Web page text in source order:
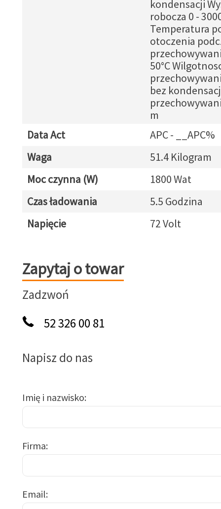
kondensacji
robocza 0 -
Temperatura
otoczenia
50°C
bez
m
Data Act
APC - __APC%
Waga
51.4 Kilogram
Moc czynna (W)
1800 Wat
Czas ładowania
5.5 Godzina
Napięcie
72 Volt
Zapytaj o towar
Zapytaj o towar
Zadzwoń
52 326 00 81
Napisz do nas
Imię i nazwisko
Firma
Email